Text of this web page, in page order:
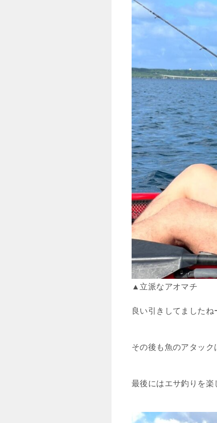
▲立派なアオマチ
良い引きしてましたね
その後も魚のアタック
最後にはエサ釣りを楽